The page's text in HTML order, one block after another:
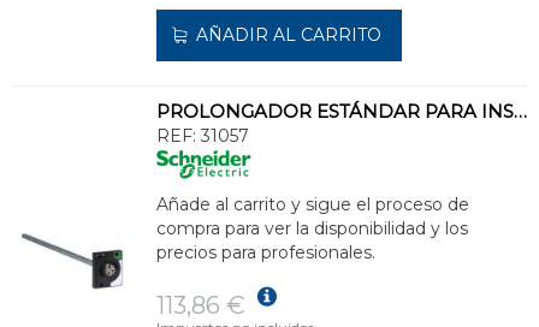
AÑADIR AL CARRITO
PROLONGADOR ESTÁNDAR PARA INS E INV250
REF: 31057
Añade al carrito y sigue el proceso de
compra para ver la disponibilidad y los
precios para profesionales.
113,86 €